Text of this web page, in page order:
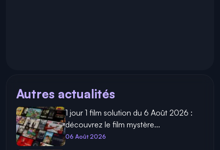
Autres actualités
1 jour 1 film solution du 6 Août 2026 :
découvrez le film mystère...
06 Août 2026